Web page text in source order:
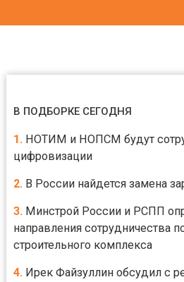
В ПОДБОРКЕ СЕГОДНЯ
1.НОТИМ и НОПСМ будут
цифровизации
2.В России найдется замена
3.Минстрой России и РСПП
направления сотрудничества
строительного комплекса
4.Ирек Файзуллин обсудил с